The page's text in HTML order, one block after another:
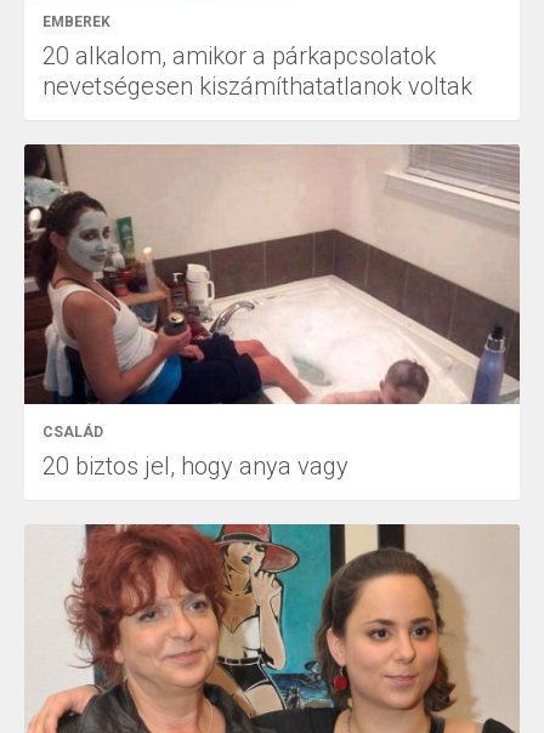
EMBEREK
20 alkalom, amikor a párkapcsolatok
nevetségesen kiszámíthatatlanok voltak
CSALÁD
20 biztos jel, hogy anya vagy